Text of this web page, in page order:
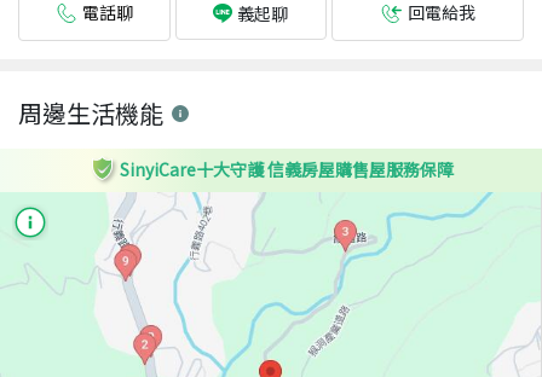
電話聊 義起聊 回電給我
周邊生活機能
SinyiCare十大守護 信義房屋購售屋服務保障